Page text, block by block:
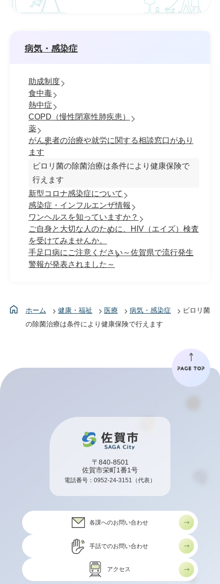
病気・感染症
助成制度
食中毒
熱中症
COPD（慢性閉塞性肺疾患）
薬
がん患者の治療や就労に関する相談窓口があり
ます
ピロリ菌の除菌治療は条件により健康保険で
行えます
新型コロナ感染症について
感染症・インフルエンザ情報
ワンヘルスを知っていますか？
ご自身と大切な人のために、HIV（エイズ）検査
を受けてみませんか。
手足口病にご注意ください～佐賀県で流行発生
警報が発表されました～
ホーム 健康・福祉 医療 病気・感染症
ピロリ菌
の除菌治療は条件により健康保険で行えます
〒840-8501
佐賀市栄町1番1号
電話番号： 0952-24-3151 （代表）
各課へのお問い合わせ
手話でのお問い合わせ
アクセス